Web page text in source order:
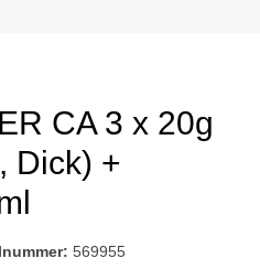
CA 3 x 20g
Dick) +
569955